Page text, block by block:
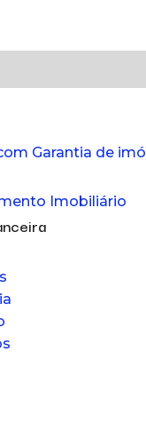
Garantia de
Imobiliário